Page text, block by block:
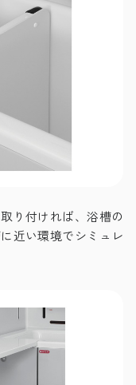
り付ければ、浴槽の
近い環境でシミュレ